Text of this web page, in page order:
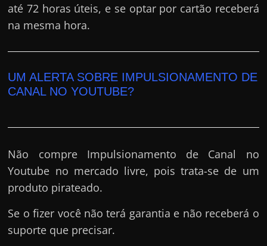
até 72 horas úteis, e se optar por cartão receberá
na mesma hora.
UM ALERTA SOBRE IMPULSIONAMENTO DE
CANAL NO YOUTUBE?
Não compre Impulsionamento de Canal no
Youtube no mercado livre, pois trata-se de um
produto pirateado.
Se o fizer você não terá garantia e não receberá o
suporte que precisar.